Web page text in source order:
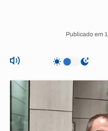
Publicado em